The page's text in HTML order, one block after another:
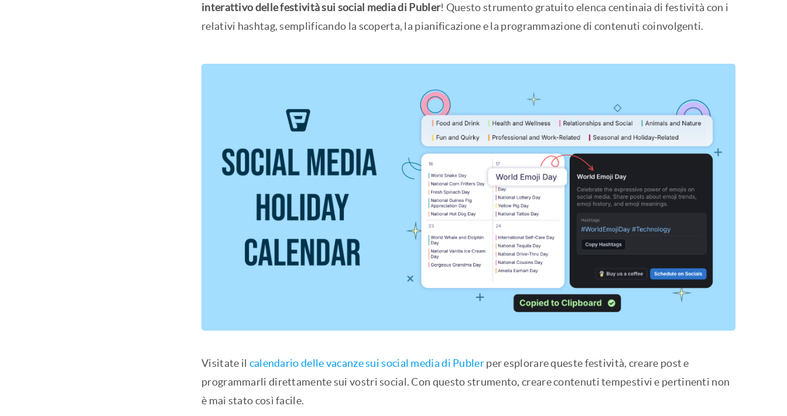
interattivo delle festività sui social media di Publer! Questo strumento gratuito elenca centinaia di festività con i
relativi hashtag, semplificando la scoperta, la pianificazione e la programmazione di contenuti coinvolgenti.
Visitate il calendario delle vacanze sui social media di Publerper esplorare queste festività, creare post e
programmarli direttamente sui vostri social. Con questo strumento, creare contenuti tempestivi e pertinenti non
è mai stato così facile.